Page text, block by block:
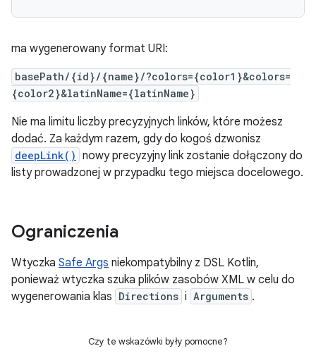
ma wygenerowany format URI:
basePath/{id}/{name}/?colors={color1}&colors=
{color2}&latinName={latinName}
Nie ma limitu liczby precyzyjnych linków, które możesz
dodać. Za każdym razem, gdy do kogoś dzwonisz
deepLink() nowy precyzyjny link zostanie dołączony do
listy prowadzonej w przypadku tego miejsca docelowego.
Ograniczenia
Wtyczka Safe Args niekompatybilny z DSL Kotlin,
ponieważ wtyczka szuka plików zasobów XML w celu do
wygenerowania klas Directions i Arguments .
Czy te wskazówki były pomocne?